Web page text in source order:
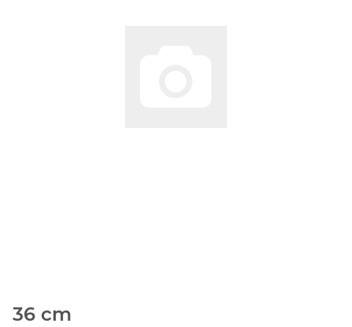
36 cm